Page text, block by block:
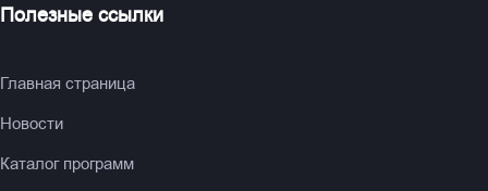
Полезные ссылки
Главная страница
Новости
Каталог программ